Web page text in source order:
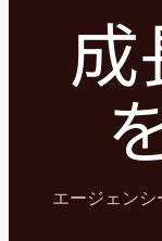
エージェン